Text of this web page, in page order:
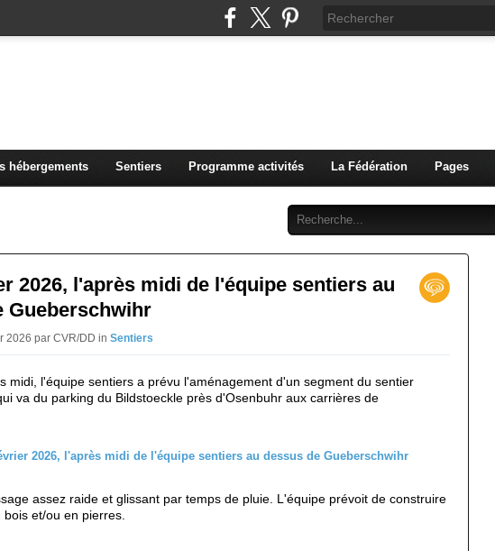
hébergements Sentiers Programme activités La Fédération Pages
2026, l'après midi de l'équipe sentiers au
Gueberschwihr
2026 par CVR/DD in Sentiers
midi, l'équipe sentiers a prévu l'aménagement d'un segment du sentier
va du parking du Bildstoeckle près d'Osenbuhr aux carrières de
assez raide et glissant par temps de pluie. L'équipe prévoit de construire
et/ou en pierres.